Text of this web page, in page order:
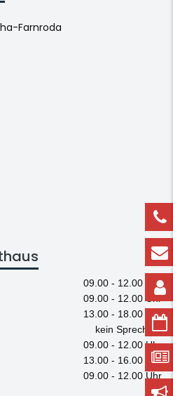
Farnroda
09.00 - 12.00 Uhr
09.00 - 12.00 Uhr
13.00 - 18.00 Uhr
kein Sprechtag
09.00 - 12.00 Uhr
13.00 - 16.00 Uhr
09.00 - 12.00 Uhr